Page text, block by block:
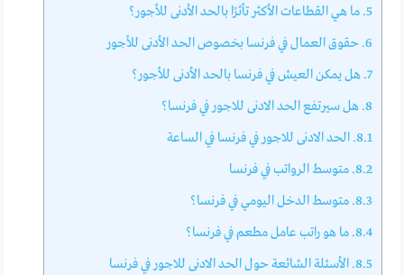
5. ما هي القطاعات الأكثر تأثرًا بالحد الأدنى للأجور؟
6. حقوق العمال في فرنسا بخصوص الحد الأدنى للأجور
7. هل يمكن العيش في فرنسا بالحد الأدنى للأجور؟
8. هل سيرتفع الحد الادنى للاجور في فرنسا؟
8.1. الحد الادنى للاجور في فرنسا في الساعة
8.2. متوسط الرواتب في فرنسا
8.3. متوسط الدخل اليومي في فرنسا؟
8.4. ما هو راتب عامل مطعم في فرنسا؟
8.5. الأسئلة الشائعة حول الحد الادنى للاجور في فرنسا